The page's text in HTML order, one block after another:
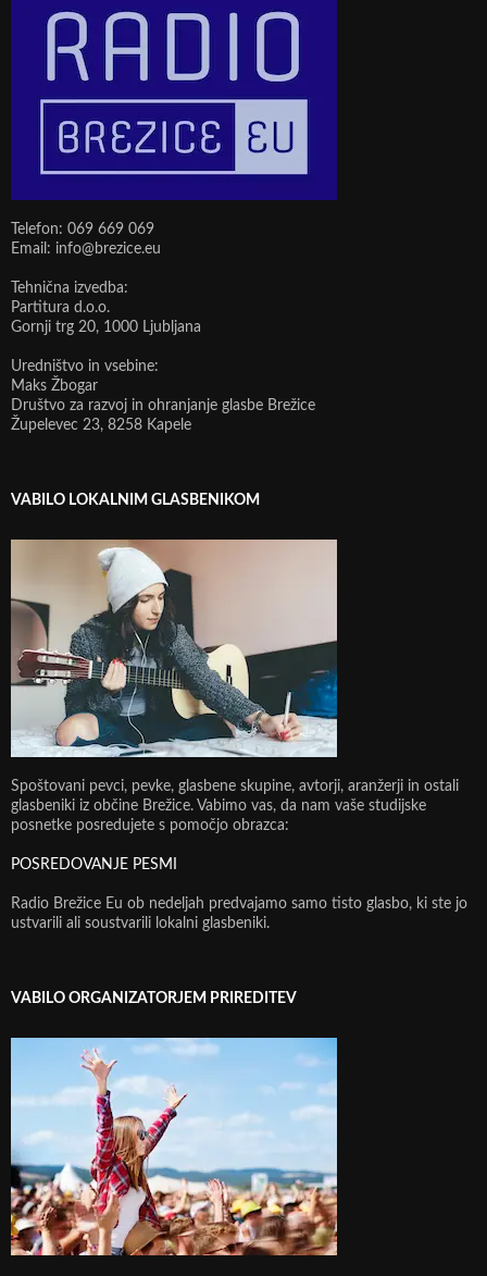
Telefon: 069 669 069
Email: info@brezice.eu
Tehnična izvedba:
Partitura d.o.o.
Gornji trg 20, 1000 Ljubljana
Uredništvo in vsebine:
Maks Žbogar
Društvo za razvoj in ohranjanje glasbe Brežice
Župelevec 23, 8258 Kapele
VABILO LOKALNIM GLASBENIKOM
Spoštovani pevci, pevke, glasbene skupine, avtorji, aranžerji in ostali
glasbeniki iz občine Brežice. Vabimo vas, da nam vaše studijske
posnetke posredujete s pomočjo obrazca:
POSREDOVANJE PESMI
Radio Brežice Eu ob nedeljah predvajamo samo tisto glasbo, ki ste jo
ustvarili ali soustvarili lokalni glasbeniki.
VABILO ORGANIZATORJEM PRIREDITEV